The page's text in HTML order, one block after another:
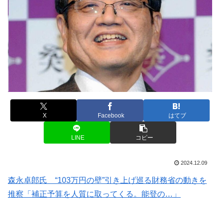
X Facebook はてブ
LINE コピー
2024.12.09
森永卓郎氏 “103万円の壁”引き上げ巡る財務省の動きを
推察「補正予算を人質に取ってくる。能登の…」